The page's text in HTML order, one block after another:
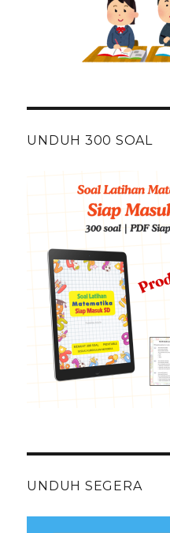
UNDUH 300 SOAL
UNDUH SEGERA